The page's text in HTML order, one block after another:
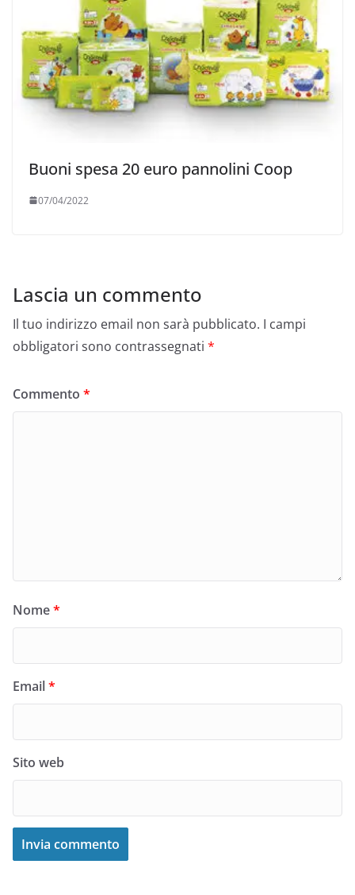
Buoni spesa 20 euro pannolini Coop
07/04/2022
Lascia un commento
Il tuo indirizzo email non sarà pubblicato. I campi
obbligatori sono contrassegnati *
Commento *
Nome*
Email*
Sito web